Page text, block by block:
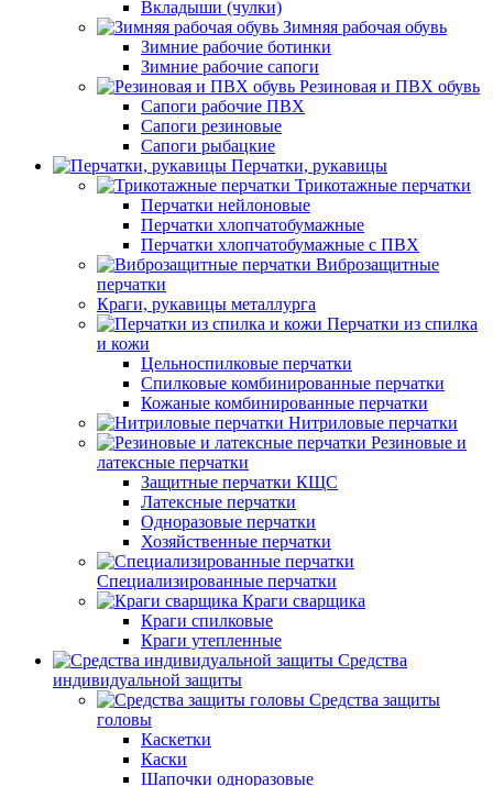
Вкладыши (чулки)
Зимняя рабочая обувь
Зимние рабочие ботинки
Зимние рабочие сапоги
Резиновая и ПВХ обувь
Сапоги рабочие ПВХ
Сапоги резиновые
Сапоги рыбацкие
Перчатки, рукавицы
Трикотажные перчатки
Перчатки нейлоновые
Перчатки хлопчатобумажные
Перчатки хлопчатобумажные с ПВХ
Виброзащитные
перчатки
Краги, рукавицы металлурга
Перчатки из спилка
и кожи
Цельноспилковые перчатки
Спилковые комбинированные перчатки
Кожаные комбинированные перчатки
Нитриловые перчатки
Резиновые и
латексные перчатки
Защитные перчатки КЩС
Латексные перчатки
Одноразовые перчатки
Хозяйственные перчатки
Специализированные перчатки
Краги сварщика
Краги спилковые
Краги утепленные
Средства
индивидуальной защиты
Средства защиты
головы
Каскетки
Каски
Шапочки одноразовые